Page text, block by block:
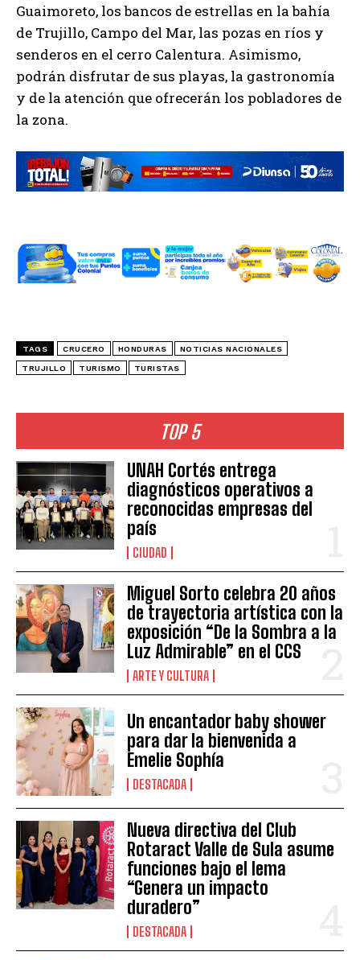
TOP 5
UNAH Cortés entrega
diagnósticos operativos a
reconocidas empresas del
país
CIUDAD
Miguel Sorto celebra 20 años
de trayectoria artística con la
exposición “De la Sombra a la
Luz Admirable” en el CCS
ARTE Y CULTURA
Un encantador baby shower
para dar la bienvenida a
Emelie Sophía
DESTACADA
Nueva directiva del Club
Rotaract Valle de Sula asume
funciones bajo el lema
“Genera un impacto
duradero”
DESTACADA
Guaimoreto, los bancos de estrellas en la bahía
de Trujillo, Campo del Mar, las pozas en ríos y
senderos en el cerro Calentura. Asimismo,
podrán disfrutar de sus playas, la gastronomía
y de la atención que ofrecerán los pobladores de
la zona.
TAGS CRUCERO HONDURAS NOTICIAS NACIONALES
TRUJILLO TURISMO TURISTAS